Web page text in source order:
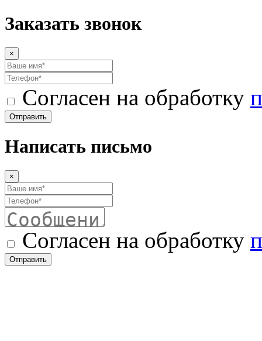
Заказать звонок
×
Согласен на обработку
Отправить
Написать письмо
×
Согласен на обработку
Отправить